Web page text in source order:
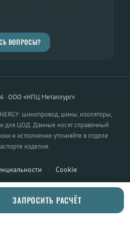
ВОПРОСЫ?
· ООО «НПЦ Металлург»
шинопровод, шины, изоляторы,
для ЦОД. Данные носят справочный
и исполнение уточняйте в отделе
изделия.
· Cookie
ЗАПРОСИТЬ РАСЧЁТ